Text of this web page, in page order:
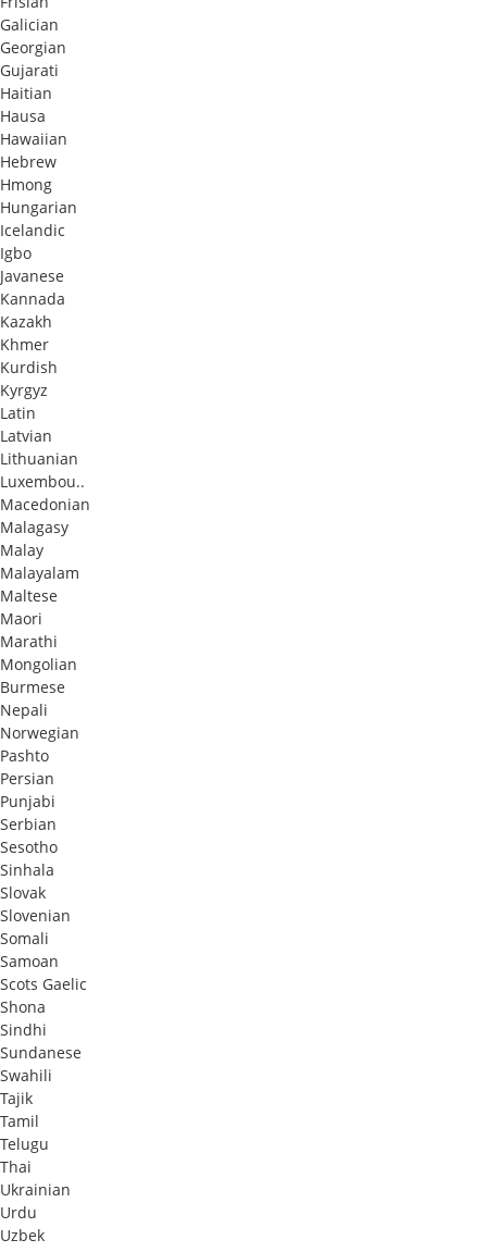
Galician
Georgian
Gujarati
Haitian
Hausa
Hawaiian
Hebrew
Hmong
Hungarian
Icelandic
Igbo
Javanese
Kannada
Kazakh
Khmer
Kurdish
Kyrgyz
Latin
Latvian
Lithuanian
Luxembou..
Macedonian
Malagasy
Malay
Malayalam
Maltese
Maori
Marathi
Mongolian
Burmese
Nepali
Norwegian
Pashto
Persian
Punjabi
Serbian
Sesotho
Sinhala
Slovak
Slovenian
Somali
Samoan
Scots Gaelic
Shona
Sindhi
Sundanese
Swahili
Tajik
Tamil
Telugu
Thai
Ukrainian
Urdu
Uzbek